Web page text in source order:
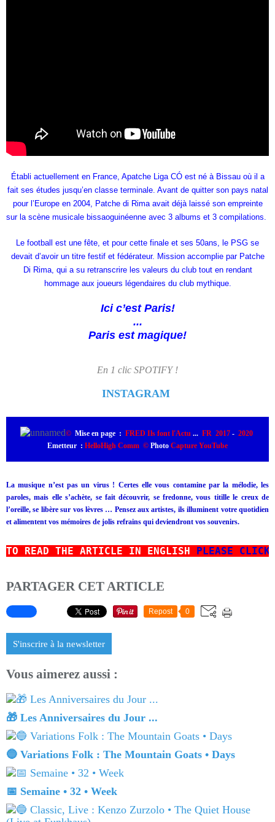
Établi actuellement en France, Apatche Liga CÓ est né à Bissau où il a
fait ses études jusqu’en classe terminale. Avant de quitter son pays natal
pour l’Europe en 2004, Patche di Rima avait déjà laissé son empreinte
sur la scène musicale bissaoguinéenne avec 3 albums et 3 compilations.
Le football est une fête, et pour cette finale et ses 50ans, le PSG se
devait d’avoir un titre festif et fédérateur. Mission accomplie par Patche
Di Rima, qui a su retranscrire les valeurs du club tout en rendant
hommage aux joueurs légendaires du club mythique.
Ici c’est Paris!
...
Paris est magique!
En 1 clic SPOTIFY !
INSTAGRAM
© Mise en page : FRED Ils font l'Actu ... FR 2017 - 2020
Emetteur : HelloHigh Comm © Photo Capture YouTube
La musique n’est pas un virus ! Certes elle vous contamine par la mélodie, les
paroles, mais elle s’achète, se fait découvrir, se fredonne, vous titille le creux de
l’oreille, se libère sur vos lèvres … Pensez aux artistes, ils illuminent votre quotidien
et alimentent vos mémoires de jolis refrains qui deviendront vos souvenirs.
TO READ THE ARTICLE IN ENGLISH PLEASE CLICK
PARTAGER CET ARTICLE
Repost 0
S'inscrire à la newsletter
Vous aimerez aussi :
🎁 Les Anniversaires du Jour ...
🔵 Variations Folk : The Mountain Goats • Days
📅 Semaine • 32 • Week